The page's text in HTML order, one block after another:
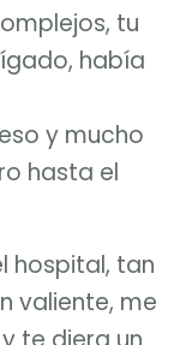
tu
había
y mucho
hasta el
hospital, tan
valiente, me